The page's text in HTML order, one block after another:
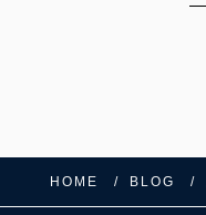
HOME BLOG